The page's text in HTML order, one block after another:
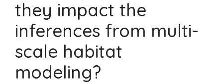
they impact the
inferences from multi-
scale habitat
modeling?